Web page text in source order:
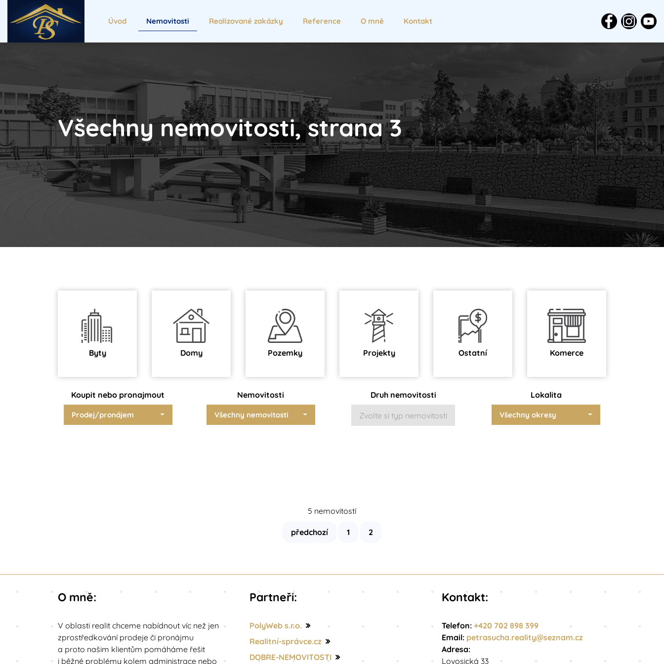
Úvod Nemovitosti Realizované zakázky Reference O mně Kontakt
Všechny nemovitosti, strana 3
Byty Domy Pozemky Projekty Ostatní Komerce
Koupit nebo pronajmout
Prodej/pronájem
Nemovitosti
Všechny nemovitosti
Druh nemovitosti
Zvolte si typ nemovitosti
Lokalita
Všechny okresy
5 nemovitostí
předchozí 1 2
O mně:
V oblasti realit chceme nabídnout víc než jen
zprostředkování prodeje či pronájmu
a proto našim klientům pomáháme řešit
i běžné problémy kolem administrace nebo
Partneři:
PolyWeb s.r.o.
Realitní-správce.cz
DOBRE-NEMOVITOSTI
Kontakt:
Telefon: +420 702 898 399
Email: petrasucha.reality@seznam.cz
Adresa:
Lovosická 33